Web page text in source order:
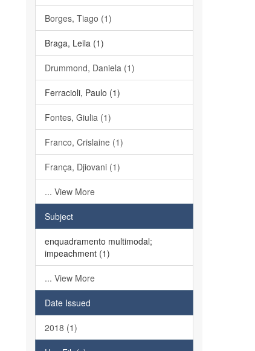
Borges, Tiago (1)
Braga, Leila (1)
Drummond, Daniela (1)
Ferracioli, Paulo (1)
Fontes, Giulia (1)
Franco, Crislaine (1)
França, Djiovani (1)
... View More
Subject
enquadramento multimodal;
impeachment (1)
... View More
Date Issued
2018 (1)